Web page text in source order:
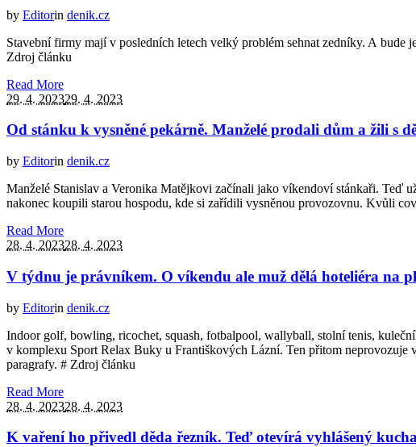
by Editorin denik.cz
Stavební firmy mají v posledních letech velký problém sehnat zedníky. A
Zdroj článku
Read More
29. 4. 202329. 4. 2023
Od stánku k vysněné pekárně. Manželé prodali dům a žili s
by Editorin denik.cz
Manželé Stanislav a Veronika Matějkovi začínali jako víkendoví stánkaři. Teď
nakonec koupili starou hospodu, kde si zařídili vysněnou provozovnu. Kvůli
Read More
28. 4. 202328. 4. 2023
V týdnu je právníkem. O víkendu ale muž dělá hoteliéra na
by Editorin denik.cz
Indoor golf, bowling, ricochet, squash, fotbalpool, wallyball, stolní tenis,
v komplexu Sport Relax Buky u Františkových Lázní. Ten přitom
paragrafy. # Zdroj článku
Read More
28. 4. 202328. 4. 2023
K vaření ho přivedl děda řezník. Teď otevírá vyhlášený